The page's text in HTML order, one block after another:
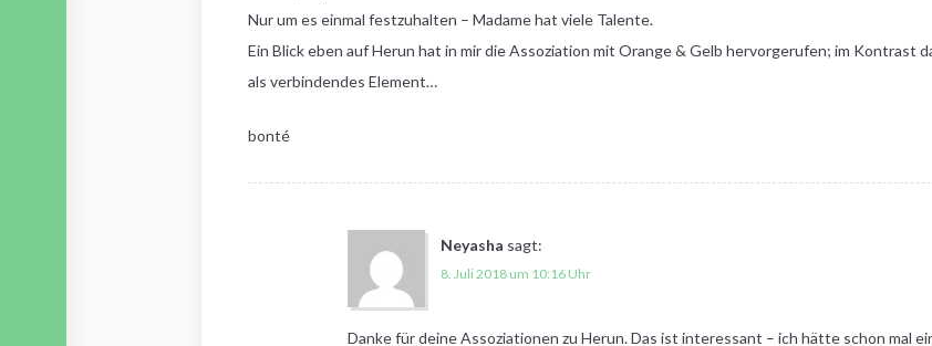
Nur um es einmal festzuhalten – Madame hat viele Talente.
Ein Blick eben auf Herun hat in mir die Assoziation mit Orange & Gelb hervorgerufen; im Kontrast
als verbindendes Element…
bonté
Neyasha sagt:
8. Juli 2018 um 10:16 Uhr
Danke für deine Assoziationen zu Herun. Das ist interessant – ich hätte schon mal